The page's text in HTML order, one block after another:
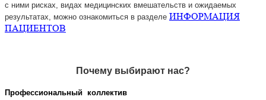
с ними рисках, видах медицинских вмешательств и ожидаемых
результатах, можно ознакомиться в разделе ИНФОРМАЦИЯ
ПАЦИЕНТОВ
Почему выбирают нас?
Профессиональный коллектив